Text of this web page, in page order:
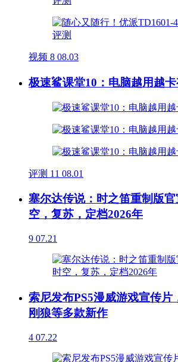
视频 8 08.03
极速鲨课堂10：电脑越用越卡
评测 11 08.01
塞尔达传说：时之笛重制版
空，复苏，定档2026年
9 07.21
索尼发布PS5漫威游戏宣传片
刚狼等多款新作
4 07.22